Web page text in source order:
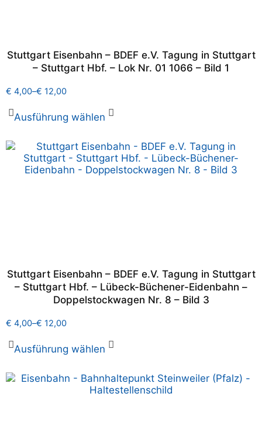
Stuttgart Eisenbahn – BDEF e.V. Tagung in Stuttgart
– Stuttgart Hbf. – Lok Nr. 01 1066 – Bild 1
€ 4,00–€ 12,00
Ausführung wählen
Stuttgart Eisenbahn – BDEF e.V. Tagung in Stuttgart
– Stuttgart Hbf. – Lübeck-Büchener-Eidenbahn –
Doppelstockwagen Nr. 8 – Bild 3
€ 4,00–€ 12,00
Ausführung wählen